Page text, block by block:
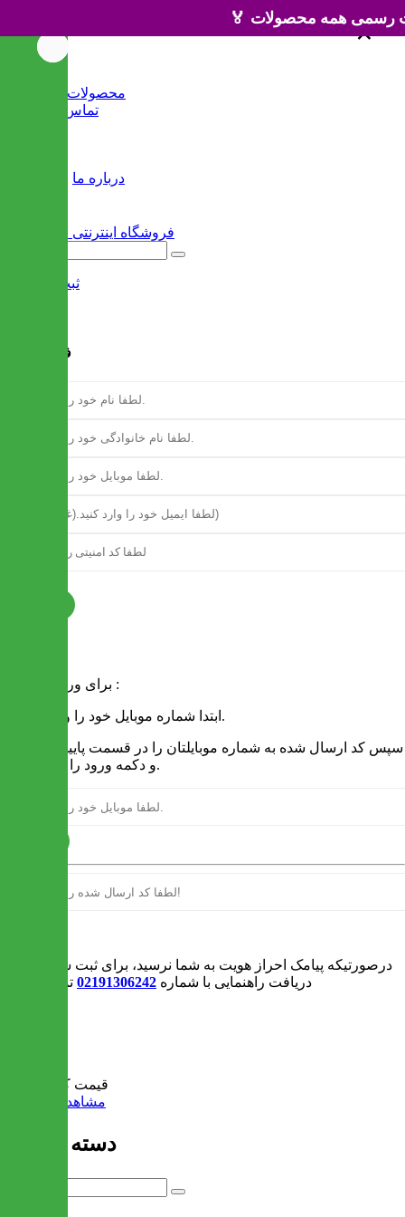
محصولات جدید
تماس با ما
درباره ما
ثبت نام
فرم ثبت نام
برای ورود به سایت :
1 - ابتدا شماره موبایل خود را وارد کنید.
و دکمه ورود را انتخاب کنید.
درصورتیکه پیامک احراز هویت به شما نرسید، برای ثبت سفارش و یا
دریافت راهنمایی با شماره 02191306242 تماس بگیرید
قیمت کل:
مشاهده سبد خرید
دسته بندی ها
×
×